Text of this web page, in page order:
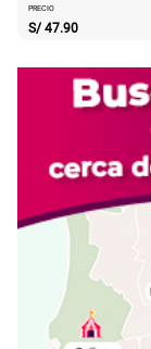
PRECIO
S/ 47.90